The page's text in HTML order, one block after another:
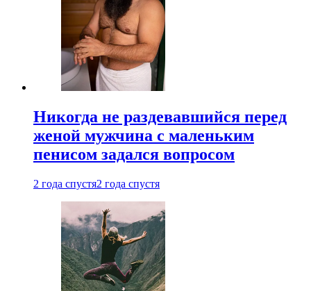
Никогда не раздевавшийся перед
женой мужчина с маленьким
пенисом задался вопросом
2 года спустя2 года спустя